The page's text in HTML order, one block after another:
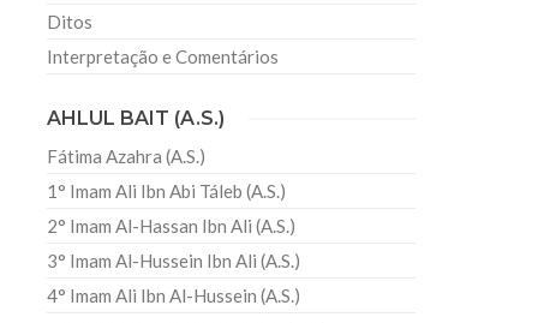
Ditos
Interpretação e Comentários
AHLUL BAIT (A.S.)
Fátima Azahra (A.S.)
1° Imam Ali Ibn Abi Táleb (A.S.)
2° Imam Al-Hassan Ibn Ali (A.S.)
3° Imam Al-Hussein Ibn Ali (A.S.)
4° Imam Ali Ibn Al-Hussein (A.S.)